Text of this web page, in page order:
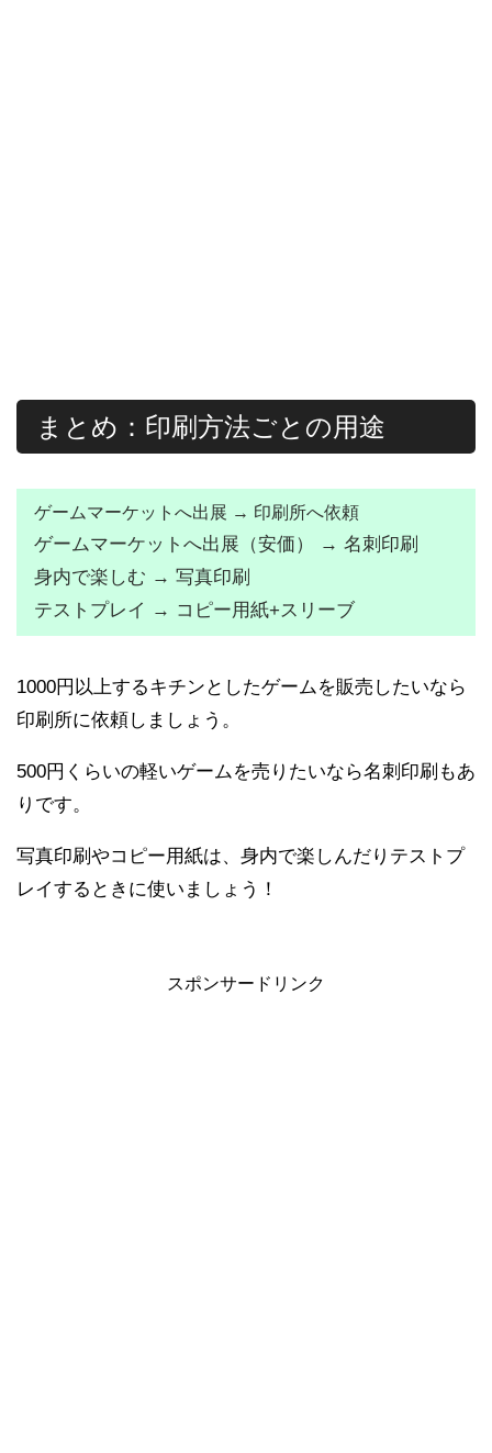
まとめ：印刷方法ごとの用途
ゲームマーケットへ出展 → 印刷所へ依頼
ゲームマーケットへ出展（安価） → 名刺印刷
身内で楽しむ → 写真印刷
テストプレイ → コピー用紙+スリーブ
1000円以上するキチンとしたゲームを販売したいなら
印刷所に依頼しましょう。
500円くらいの軽いゲームを売りたいなら名刺印刷もあ
りです。
写真印刷やコピー用紙は、身内で楽しんだりテストプ
レイするときに使いましょう！
スポンサードリンク